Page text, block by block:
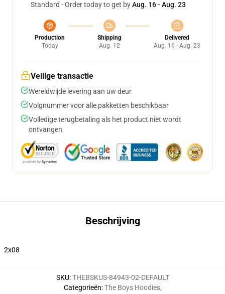
Standard - Order today to get byAug. 16 - Aug. 23
Production
Today
Shipping
Aug. 12
Delivered
Aug. 16 - Aug. 23
Veilige transactie
Wereldwijde levering aan uw deur
Volgnummer voor alle pakketten beschikbaar
Volledige terugbetaling als het product niet wordt
ontvangen
Beschrijving
2x08
SKU:THEBSKUS-84943-02-DEFAULT
Categorieën:The Boys Hoodies,